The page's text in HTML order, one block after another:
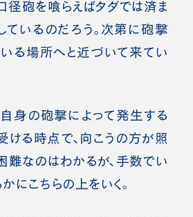
砲を喰らえばタダでは済ま
ているのだろう。次第に砲撃
いる場所へと近づいて来てい
身の砲撃によって発生する
ける時点で、向こうの方が照
難なのはわかるが、手数でい
にこちらの上をいく。